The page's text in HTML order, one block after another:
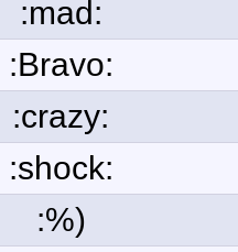
:mad:
:Bravo:
:crazy:
:shock:
:%)